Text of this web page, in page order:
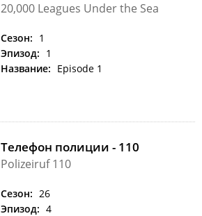
20,000 Leagues Under the Sea
Сезон: 1
Эпизод: 1
Название: Episode 1
Телефон полиции - 110
Polizeiruf 110
Сезон: 26
Эпизод: 4